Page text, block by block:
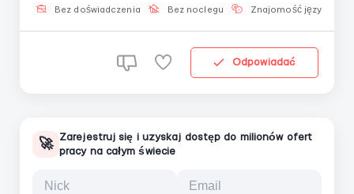
«gorącymi» klient...
Bez doświadczenia Bez noclegu Znajomość języka
Odpowiadać
🚀
Zarejestruj się i uzyskaj dostęp do milionów ofert
pracy na całym świecie